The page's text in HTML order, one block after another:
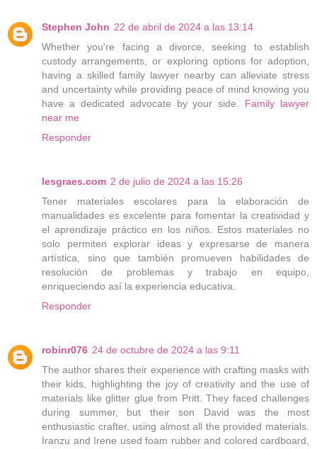
Stephen John 22 de abril de 2024 a las 13:14
Whether you're facing a divorce, seeking to establish
custody arrangements, or exploring options for adoption,
having a skilled family lawyer nearby can alleviate stress
and uncertainty while providing peace of mind knowing you
have a dedicated advocate by your side. Family lawyer
near me
Responder
lesgraes.com 2 de julio de 2024 a las 15:26
Tener materiales escolares para la elaboración de
manualidades es excelente para fomentar la creatividad y
el aprendizaje práctico en los niños. Estos materiales no
solo permiten explorar ideas y expresarse de manera
artística, sino que también promueven habilidades de
resolución de problemas y trabajo en equipo,
enriqueciendo así la experiencia educativa.
Responder
robinr076 24 de octubre de 2024 a las 9:11
The author shares their experience with crafting masks with
their kids, highlighting the joy of creativity and the use of
materials like glitter glue from Pritt. They faced challenges
during summer, but their son David was the most
enthusiastic crafter, using almost all the provided materials.
Iranzu and Irene used foam rubber and colored cardboard,